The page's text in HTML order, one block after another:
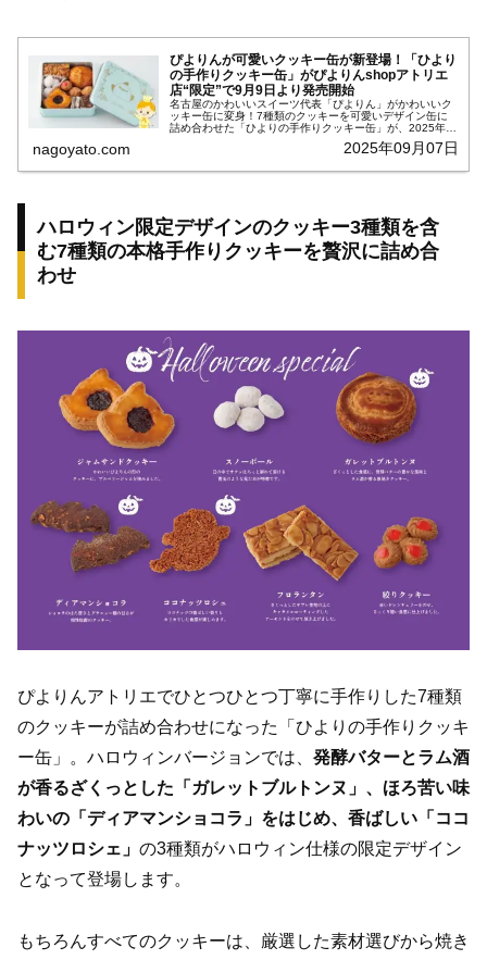
ぴよりんが可愛いクッキー缶が新登場！「ひより
の手作りクッキー缶」がぴよりんshopアトリエ
店“限定”で9月9日より発売開始
名古屋のかわいいスイーツ代表「ぴよりん」がかわいいク
ッキー缶に変身！7種類のクッキーを可愛いデザイン缶に
詰め合わせた「ひよりの手作りクッキー缶」が、2025年9
月9日（火）よりJR中央線勝川駅にあるぴよりんshopアト
nagoyato.com 2025年09月07日
ハロウィン限定デザインのクッキー3種類を含
む7種類の本格手作りクッキーを贅沢に詰め合
わせ
ぴよりんアトリエでひとつひとつ丁寧に手作りした7種類
のクッキーが詰め合わせになった「ひよりの手作りクッキ
ー缶」。ハロウィンバージョンでは、 発酵バターとラム酒
が香るざくっとした「ガレットブルトンヌ」、ほろ苦い味
わいの「ディアマンショコラ」をはじめ、香ばしい「ココ
ナッツロシェ」 の3種類がハロウィン仕様の限定デザイン
となって登場します。
もちろんすべてのクッキーは、厳選した素材選びから焼き